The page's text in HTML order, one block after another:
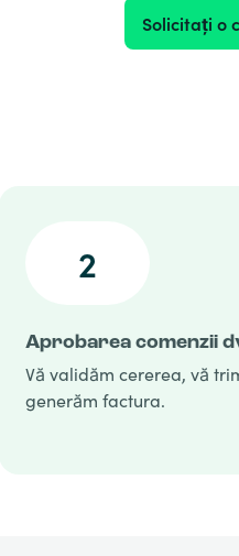
Solicitați o
2
Aprobarea comenzii
Vă validăm cererea, vă
generăm factura.